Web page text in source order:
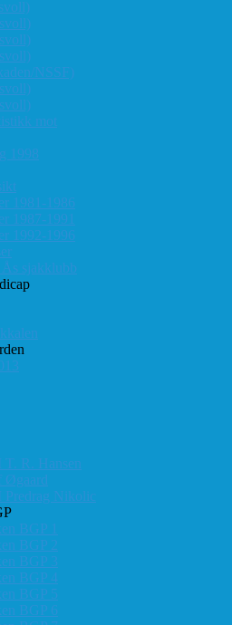
NSSF)
mot
1998
1981-1986
1987-1991
1992-1996
Ås sjakklubb
T. R. Hansen
Øgaard
Predrag Nikolic
BGP 1
BGP 2
BGP 3
BGP 4
BGP 5
BGP 6